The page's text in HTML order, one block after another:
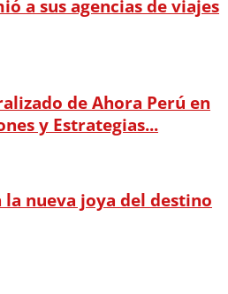
a sus agencias de viajes
de Ahora Perú en
y Estrategias...
nueva joya del destino